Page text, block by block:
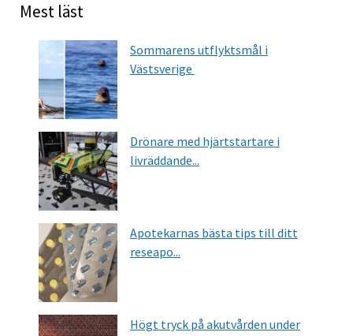
Mest läst
Sommarens utflyktsmål i
Västsverige
Drönare med hjärtstartare i
livräddande...
Apotekarnas bästa tips till ditt
reseapo...
Högt tryck på akutvården under